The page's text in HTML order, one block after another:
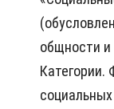
общности и